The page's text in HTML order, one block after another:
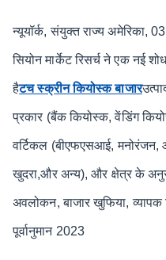
न्यूयॉर्क, संयुक्त राज्य अमेरिका,
सियोन मार्केट रिसर्च ने एक नई
हैटच स्क्रीन कियोस्क बाजार
प्रकार (बैंक कियोस्क, वेंडिंग
वर्टिकल (बीएफएसआई, मनोरंजन,
खुदरा,और अन्य), और क्षेत्र के
अवलोकन, बाजार खुफिया,
पूर्वानुमान 2023